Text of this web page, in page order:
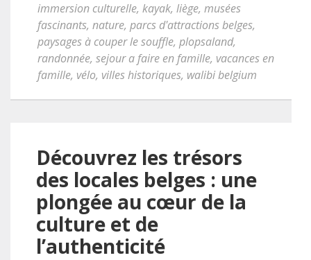
immersion culturelle, kayak, liège, musées
fascinants, nature, parcs d'attractions belges,
paysages à couper le souffle, plopsaland,
randonnée, sejour a faire en famille, vacances en
famille, vélo, villes historiques, walibi belgium
Découvrez les trésors
des locales belges : une
plongée au cœur de la
culture et de
l’authenticité